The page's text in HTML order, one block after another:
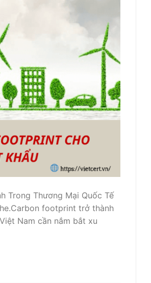
Trong Thương Mại Quốc Tế
footprint trở thành
Nam cần nắm bắt xu